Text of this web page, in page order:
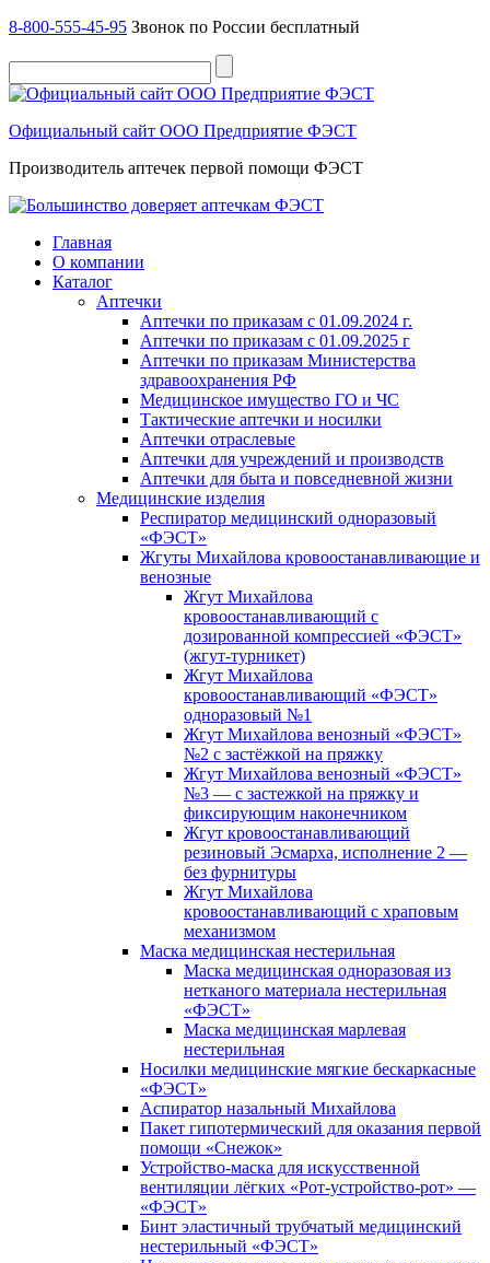
8-800-555-45-95 Звонок по России бесплатный
Официальный сайт ООО Предприятие ФЭСТ
Производитель аптечек первой помощи ФЭСТ
Главная
О компании
Каталог
Аптечки
Аптечки по приказам с 01.09.2024 г.
Аптечки по приказам с 01.09.2025 г
Аптечки по приказам Министерства
здравоохранения РФ
Медицинское имущество ГО и ЧС
Тактические аптечки и носилки
Аптечки отраслевые
Аптечки для учреждений и производств
Аптечки для быта и повседневной жизни
Медицинские изделия
Респиратор медицинский одноразовый
«ФЭСТ»
Жгуты Михайлова кровоостанавливающие и
венозные
Жгут Михайлова
кровоостанавливающий с
дозированной компрессией «ФЭСТ»
(жгут-турникет)
Жгут Михайлова
кровоостанавливающий «ФЭСТ»
одноразовый №1
Жгут Михайлова венозный «ФЭСТ»
№2 с застёжкой на пряжку
Жгут Михайлова венозный «ФЭСТ»
№3 — с застежкой на пряжку и
фиксирующим наконечником
Жгут кровоостанавливающий
резиновый Эсмарха, исполнение 2 —
без фурнитуры
Жгут Михайлова
кровоостанавливающий с храповым
механизмом
Маска медицинская нестерильная
Маска медицинская одноразовая из
нетканого материала нестерильная
«ФЭСТ»
Маска медицинская марлевая
нестерильная
Носилки медицинские мягкие бескаркасные
«ФЭСТ»
Аспиратор назальный Михайлова
Пакет гипотермический для оказания первой
помощи «Снежок»
Устройство-маска для искусственной
вентиляции лёгких «Рот-устройство-рот» —
«ФЭСТ»
Бинт эластичный трубчатый медицинский
нестерильный «ФЭСТ»